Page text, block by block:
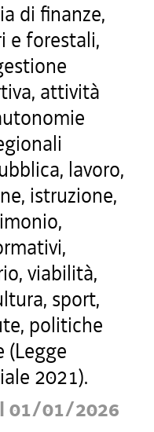
di finanze,
e forestali,
attività
lavoro,
istruzione,
viabilità,
sport,
politiche
(Legge
2021).
01/01/2026